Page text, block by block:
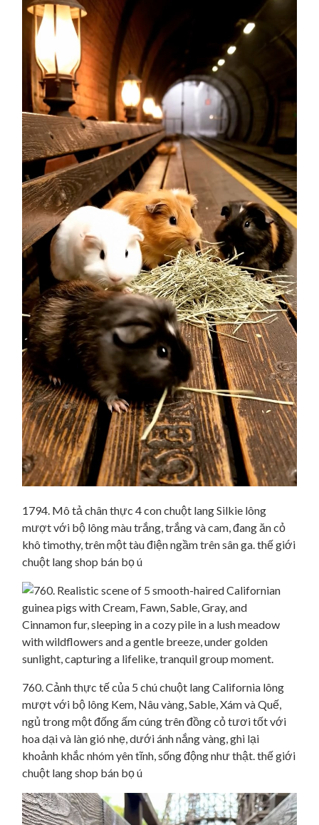
1794. Mô tả chân thực 4 con chuột lang Silkie lông
mượt với bộ lông màu trắng, trắng và cam, đang ăn cỏ
khô timothy, trên một tàu điện ngầm trên sân ga. thế giới
chuột lang shop bán bọ ú
760. Cảnh thực tế của 5 chú chuột lang California lông
mượt với bộ lông Kem, Nâu vàng, Sable, Xám và Quế,
ngủ trong một đống ấm cúng trên đồng cỏ tươi tốt với
hoa dại và làn gió nhẹ, dưới ánh nắng vàng, ghi lại
khoảnh khắc nhóm yên tĩnh, sống động như thật. thế giới
chuột lang shop bán bọ ú